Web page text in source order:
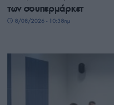
των σουπερμάρκετ
8/08/2026 - 10:38πμ